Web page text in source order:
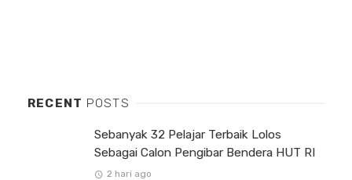
RECENT POSTS
Sebanyak 32 Pelajar Terbaik Lolos
Sebagai Calon Pengibar Bendera HUT RI
2 hari ago